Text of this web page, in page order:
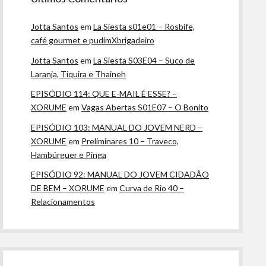
Jotta Santos emLa Siesta s01e01 – Rosbife,
café gourmet e pudimXbrigadeiro
Jotta Santos emLa Siesta S03E04 – Suco de
Laranja, Tiquira e Thaineh
EPISÓDIO 114: QUE E-MAIL É ESSE? –
XORUME emVagas Abertas S01E07 – O Bonito
EPISÓDIO 103: MANUAL DO JOVEM NERD –
XORUME em Preliminares 10 – Traveco,
Hambúrguer e Pinga
EPISÓDIO 92: MANUAL DO JOVEM CIDADÃO
DE BEM – XORUME emCurva de Rio 40 –
Relacionamentos